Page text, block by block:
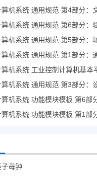
机系统 通用规范 第4部分：
机系统 通用规范 第6部分：
机系统 通用规范 第1部分：
母钟